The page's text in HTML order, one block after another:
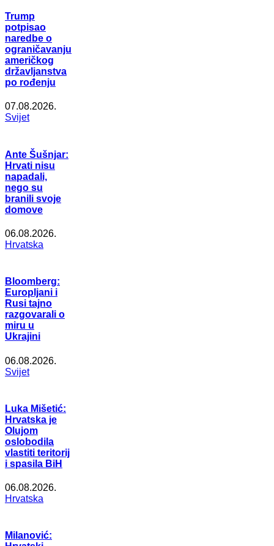
Trump
potpisao
naredbe o
ograničavanju
američkog
državljanstva
po rođenju
07.08.2026.
Svijet
Ante Šušnjar:
Hrvati nisu
napadali,
nego su
branili svoje
domove
06.08.2026.
Hrvatska
Bloomberg:
Europljani i
Rusi tajno
razgovarali o
miru u
Ukrajini
06.08.2026.
Svijet
Luka Mišetić:
Hrvatska je
Olujom
oslobodila
vlastiti teritorij
i spasila BiH
06.08.2026.
Hrvatska
Milanović: